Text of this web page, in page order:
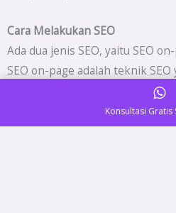
Cara Melakukan SEO
Ada dua jenis SEO, yaitu SEO
SEO on-page adalah teknik
website Anda sendiri,
teknik SEO yang dilakukan di
Konsultasi Gratis